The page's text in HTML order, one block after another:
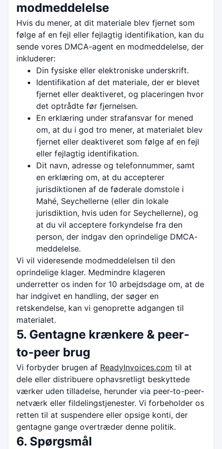
modmeddelelse
Hvis du mener, at dit materiale blev fjernet som
følge af en fejl eller fejlagtig identifikation, kan du
sende vores DMCA-agent en modmeddelelse, der
inkluderer:
Din fysiske eller elektroniske underskrift.
Identifikation af det materiale, der er blevet
fjernet eller deaktiveret, og placeringen hvor
det optrådte før fjernelsen.
En erklæring under strafansvar for mened
om, at du i god tro mener, at materialet blev
fjernet eller deaktiveret som følge af en fejl
eller fejlagtig identifikation.
Dit navn, adresse og telefonnummer, samt
en erklæring om, at du accepterer
jurisdiktionen af de føderale domstole i
Mahé, Seychellerne (eller din lokale
jurisdiktion, hvis uden for Seychellerne), og
at du vil acceptere forkyndelse fra den
person, der indgav den oprindelige DMCA-
meddelelse.
Vi vil videresende modmeddelelsen til den
oprindelige klager. Medmindre klageren
underretter os inden for 10 arbejdsdage om, at de
har indgivet en handling, der søger en
retskendelse, kan vi genoprette adgangen til
materialet.
5. Gentagne krænkere & peer-
to-peer brug
Vi forbyder brugen af ReadyInvoices.com til at
dele eller distribuere ophavsretligt beskyttede
værker uden tilladelse, herunder via peer-to-peer-
netværk eller fildelingstjenester. Vi forbeholder os
retten til at suspendere eller opsige konti, der
gentagne gange overtræder denne politik.
6. Spørgsmål